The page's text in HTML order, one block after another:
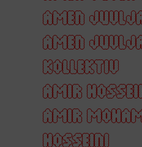
AMEN
AMEN
KOLLEKTIV
AMIR
AMIR
HOSSEINI